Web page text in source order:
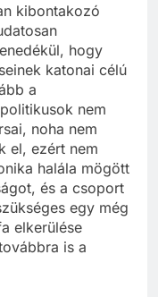
kibontakozó
hogy
katonai célú
a
nem
noha nem
el, ezért nem
halála mögött
és a csoport
egy még
elkerülése
is a